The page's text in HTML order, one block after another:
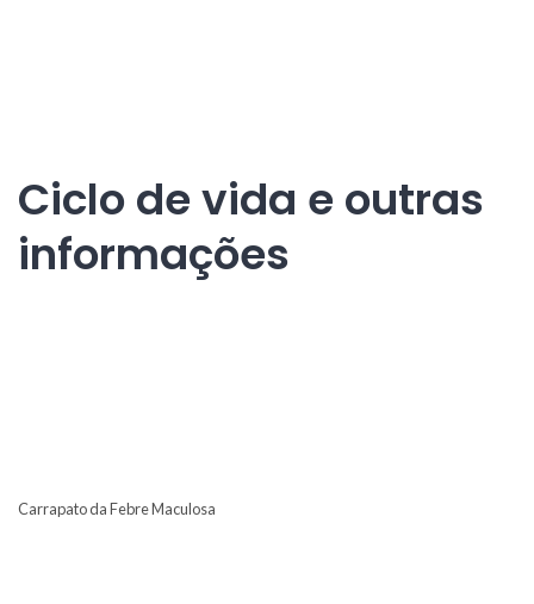
Ciclo de vida e outras
informações
Carrapato da Febre Maculosa